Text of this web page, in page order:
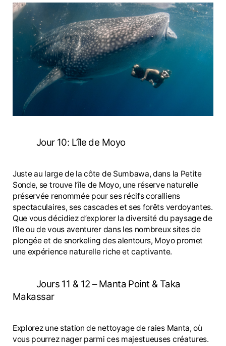
Jour 10: L’île de Moyo
Juste au large de la côte de Sumbawa, dans la Petite
Sonde, se trouve l’île de Moyo, une réserve naturelle
préservée renommée pour ses récifs coralliens
spectaculaires, ses cascades et ses forêts verdoyantes.
Que vous décidiez d’explorer la diversité du paysage de
l’île ou de vous aventurer dans les nombreux sites de
plongée et de snorkeling des alentours, Moyo promet
une expérience naturelle riche et captivante.
Jours 11 & 12 – Manta Point & Taka
Makassar
Explorez une station de nettoyage de raies Manta, où
vous pourrez nager parmi ces majestueuses créatures.